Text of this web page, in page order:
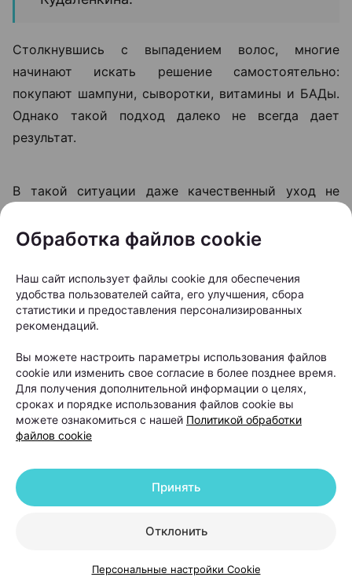
выпадение волос, изменение их
структуры или появление участков
облысения, откладывать визит к
ситуацию», —
объясняет Ольга
начинают искать решение самостоятельно:
покупают шампуни, сыворотки, витамины и БАДы.
Однако такой подход далеко не всегда дает
результат.
Обработка файлов cookie
Наш сайт использует файлы cookie для обеспечения
удобства пользователей сайта, его улучшения, сбора
статистики и предоставления персонализированных
рекомендаций.
Вы можете настроить параметры использования файлов
cookie или изменить свое согласие в более позднее время.
Для получения дополнительной информации о целях,
сроках и порядке использования файлов cookie вы
можете ознакомиться с нашей Политикой обработки
файлов cookie
Отклонить
Принять
Персональные настройки Cookie